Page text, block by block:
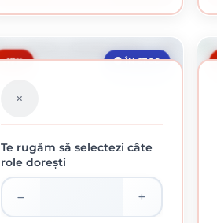
ÎN STOC
-17%
MEMBRANA CRAMPONATA 1 X 20 M
119.52 lei / buc
Te rugăm să selectezi câte
role dorești